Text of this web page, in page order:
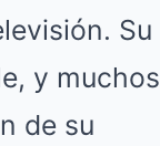
Su
y muchos
de su